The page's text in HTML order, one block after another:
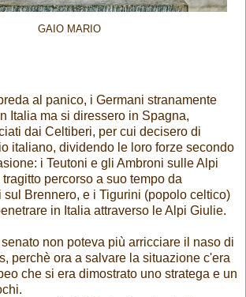
GAIO MARIO
al panico, i Germani stranamente
Italia ma si diressero in Spagna,
dai Celtiberi, per cui decisero di
italiano, dividendo le loro forze secondo
i Teutoni e gli Ambroni sulle Alpi
percorso a suo tempo da
Brennero, e i Tigurini (popolo celtico)
in Italia attraverso le Alpi Giulie.
non poteva più arricciare il naso di
perchè ora a salvare la situazione c'era
che si era dimostrato uno stratega e un